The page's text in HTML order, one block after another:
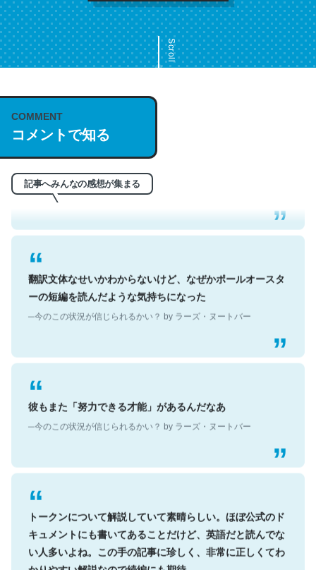
Scroll
COMMENT
コメントで知る
記事へみんなの感想が集まる
これは名文。彼はとてもクレバーなんだろうなと凄く思
う。英語少しでも読める人は原文もお勧め。自分はこの流
れ好き。Let’s Fucking Go. Then Covid hit. Shit.
─今のこの状況が信じられるかい？ by ラーズ・ヌートバー
翻訳文体なせいかわからないけど、なぜかポールオースタ
ーの短編を読んだような気持ちになった
彼もまた「努力できる才能」があるんだなあ
トークンについて解説していて素晴らしい。ほぼ公式のド
キュメントにも書いてあることだけど、英語だと読んでな
い人多いよね。この手の記事に珍しく、非常に正しくてわ
かりやすい解説なので続編にも期待。